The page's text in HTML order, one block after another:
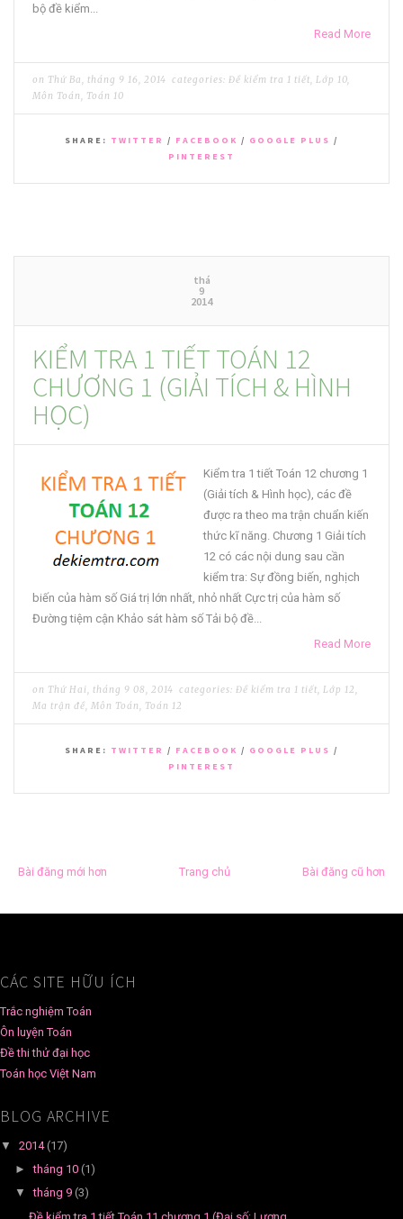
bộ đề kiểm...
Read More
on Thứ Ba, tháng 9 16, 2014 categories: Đề kiểm tra 1 tiết, Lớp 10,
Môn Toán, Toán 10
SHARE: TWITTER / FACEBOOK / GOOGLE PLUS /
PINTEREST
thá
9
2014
KIỂM TRA 1 TIẾT TOÁN 12
CHƯƠNG 1 (GIẢI TÍCH & HÌNH
HỌC)
Kiểm tra 1 tiết Toán 12 chương 1
(Giải tích & Hình học), các đề
được ra theo ma trận chuẩn kiến
thức kĩ năng. Chương 1 Giải tích
12 có các nội dung sau cần
kiểm tra: Sự đồng biến, nghịch
biến của hàm số Giá trị lớn nhất, nhỏ nhất Cực trị của hàm số
Đường tiệm cận Khảo sát hàm số Tải bộ đề...
Read More
on Thứ Hai, tháng 9 08, 2014 categories: Đề kiểm tra 1 tiết, Lớp 12,
Ma trận đề, Môn Toán, Toán 12
SHARE: TWITTER / FACEBOOK / GOOGLE PLUS /
PINTEREST
Bài đăng mới hơn Bài đăng cũ hơn
Trang chủ
CÁC SITE HỮU ÍCH
Trắc nghiệm Toán
Ôn luyện Toán
Đề thi thử đại học
Toán học Việt Nam
BLOG ARCHIVE
▼ 2014(17)
►tháng 10 (1)
▼tháng 9 (3)
Đề kiểm tra 1 tiết Toán 11 chương 1 (Đại số: Lượng...